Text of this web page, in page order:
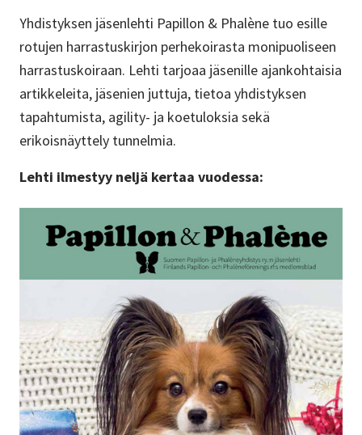
Yhdistyksen jäsenlehti Papillon & Phalène tuo esille
rotujen harrastuskirjon perhekoirasta monipuoliseen
harrastuskoiraan. Lehti tarjoaa jäsenille ajankohtaisia
artikkeleita, jäsenien juttuja, tietoa yhdistyksen
tapahtumista, agility- ja koetuloksia sekä
erikoisnäyttely tunnelmia.
Lehti ilmestyy neljä kertaa vuodessa: